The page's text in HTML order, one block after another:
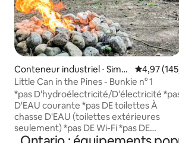
Conteneur industriel ⋅ Simc
oe
4,97
Little Can in the Pines - Bunkie n° 1
*pas D'hydroélectricité/D'électricité
D'EAU courante *pas DE toilettes À
chasse D'EAU (toilettes extérieures
seulement) *pas DE Wi-Fi *pas DE
lampadaires (il fait sombre la nuit) *pas